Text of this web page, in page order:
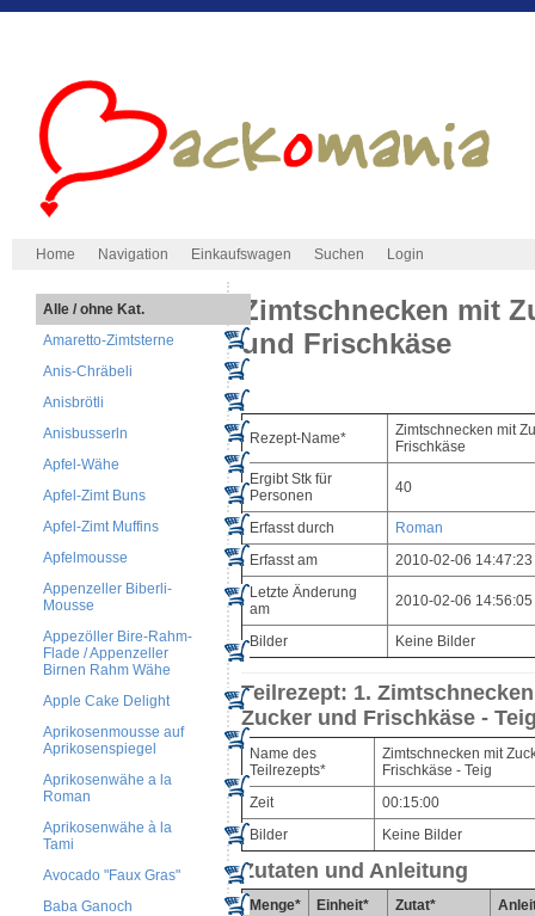
Home Navigation Einkaufswagen Suchen Login
Alle / ohne Kat.
Amaretto-Zimtsterne
Anis-Chräbeli
Anisbrötli
Anisbusserln
Apfel-Wähe
Apfel-Zimt Buns
Apfel-Zimt Muffins
Apfelmousse
Appenzeller Biberli-
Mousse
Appezöller Bire-Rahm-
Flade / Appenzeller
Birnen Rahm Wähe
Apple Cake Delight
Aprikosenmousse auf
Aprikosenspiegel
Aprikosenwähe a la
Roman
Aprikosenwähe à la
Tami
Avocado "Faux Gras"
Baba Ganoch
Zimtschnecken mit
und Frischkäse
Rezept-Name*
Zimtschnecken mit
Frischkäse
Ergibt Stk für
Personen
40
Erfasst durch
Roman
Erfasst am
2010-02-06 14:47:23
Letzte Änderung
am
2010-02-06 14:56:05
Bilder Keine Bilder
Teilrezept: 1.
Zucker und Frischkäse -
Name des
Teilrezepts*
Zimtschnecken mit
Frischkäse - Teig
Zeit
00:15:00
Bilder
Keine Bilder
Zutaten und Anleitung
Menge* Einheit* Zutat*